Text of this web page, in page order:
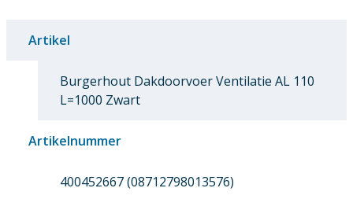
Artikel
Burgerhout Dakdoorvoer Ventilatie AL 110
L=1000 Zwart
Artikelnummer
400452667 (08712798013576)